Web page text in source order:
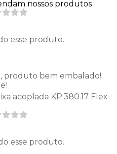
nossos produtos
esse produto.
produto bem embalado!
acoplada KP.380.17 Flex
esse produto.